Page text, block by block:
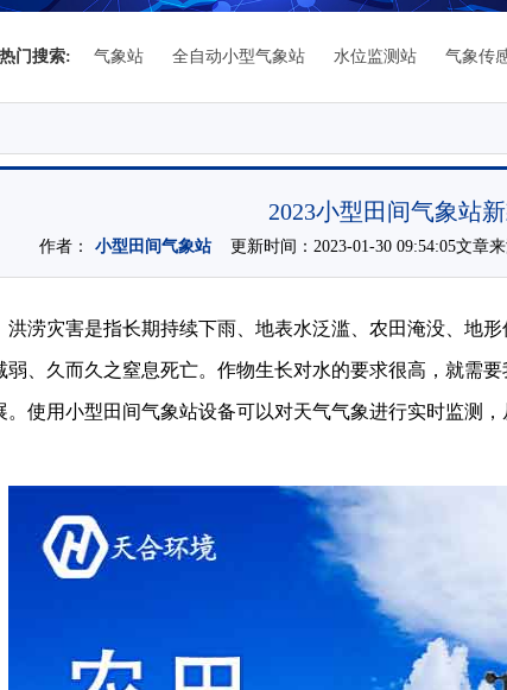
热门搜索: 气象站 全自动小型气象站 水位监测站 气象传
2023小型田间气象站
作者： 小型田间气象站更新时间：2023-01-30 09:54:05文章来
洪涝灾害是指长期持续下雨、地表水泛滥、农田淹没、地
弱、久而久之窒息死亡。作物生长对水的要求很高，就需
。使用小型田间气象站设备可以对天气气象进行实时监测，